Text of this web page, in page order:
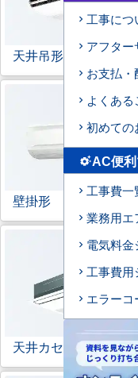
天井吊形
壁掛形
天井カセット形1方向
工事につ
アフター
お支払・
よくある
初めての
settings_suggestAC便
工事費一
業務用エ
電気料
工事費
エラー